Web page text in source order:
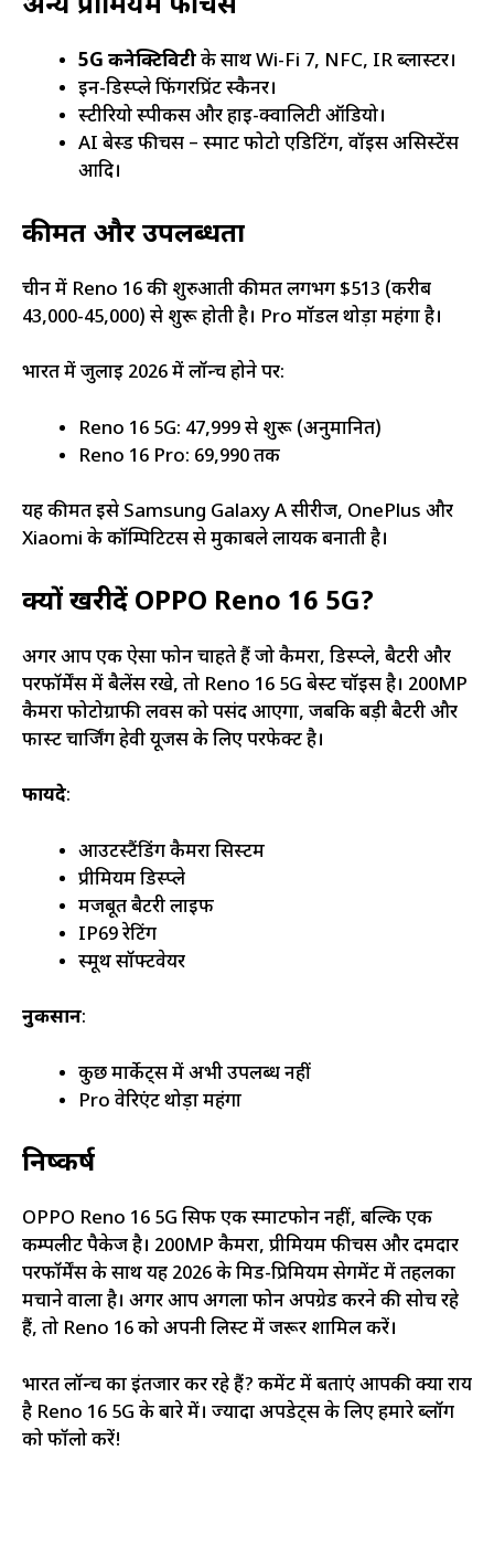
5G कनेक्टिविटीके साथ Wi-Fi 7, NFC, IR ब्लास्टर।
इन-डिस्प्ले फिंगरप्रिंट स्कैनर।
स्टीरियो स्पीकर्स और हाई-क्वालिटी ऑडियो।
AI बेस्ड फीचर्स – स्मार्ट फोटो एडिटिंग, वॉइस असिस्टेंस
आदि।
कीमत और उपलब्धता
चीन में Reno 16 की शुरुआती कीमत लगभग $513 (करीब
₹43,000-45,000) से शुरू होती है। Pro मॉडल थोड़ा महंगा है।
भारत में जुलाई 2026 में लॉन्च होने पर:
Reno 16 5G: ₹47,999 से शुरू (अनुमानित)
Reno 16 Pro: ₹69,990 तक
यह कीमत इसे Samsung Galaxy A सीरीज, OnePlus और
Xiaomi के कॉम्पिटिटर्स से मुकाबले लायक बनाती है।
क्यों खरीदें OPPO Reno 16 5G?
अगर आप एक ऐसा फोन चाहते हैं जो कैमरा, डिस्प्ले, बैटरी और
परफॉर्मेंस में बैलेंस रखे, तो Reno 16 5G बेस्ट चॉइस है। 200MP
कैमरा फोटोग्राफी लवर्स को पसंद आएगा, जबकि बड़ी बैटरी और
फास्ट चार्जिंग हेवी यूजर्स के लिए परफेक्ट है।
फायदे:
आउटस्टैंडिंग कैमरा सिस्टम
प्रीमियम डिस्प्ले
मजबूत बैटरी लाइफ
IP69 रेटिंग
स्मूथ सॉफ्टवेयर
नुकसान:
कुछ मार्केट्स में अभी उपलब्ध नहीं
Pro वेरिएंट थोड़ा महंगा
निष्कर्ष
OPPO Reno 16 5G सिर्फ एक स्मार्टफोन नहीं, बल्कि एक
कम्पलीट पैकेज है। 200MP कैमरा, प्रीमियम फीचर्स और दमदार
परफॉर्मेंस के साथ यह 2026 के मिड-प्रिमियम सेगमेंट में तहलका
मचाने वाला है। अगर आप अगला फोन अपग्रेड करने की सोच रहे
हैं, तो Reno 16 को अपनी लिस्ट में जरूर शामिल करें।
भारत लॉन्च का इंतजार कर रहे हैं? कमेंट में बताएं आपकी क्या राय
है Reno 16 5G के बारे में। ज्यादा अपडेट्स के लिए हमारे ब्लॉग
को फॉलो करें!